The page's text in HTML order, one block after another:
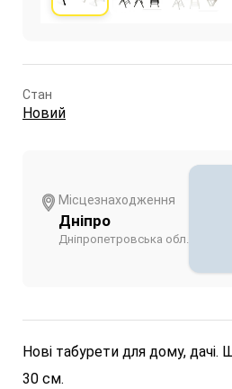
Стан
Новий
Місцезнаходження
Дніпро
Дніпропетровська обл.
Нові табурети для дому, дачі.
30 см.